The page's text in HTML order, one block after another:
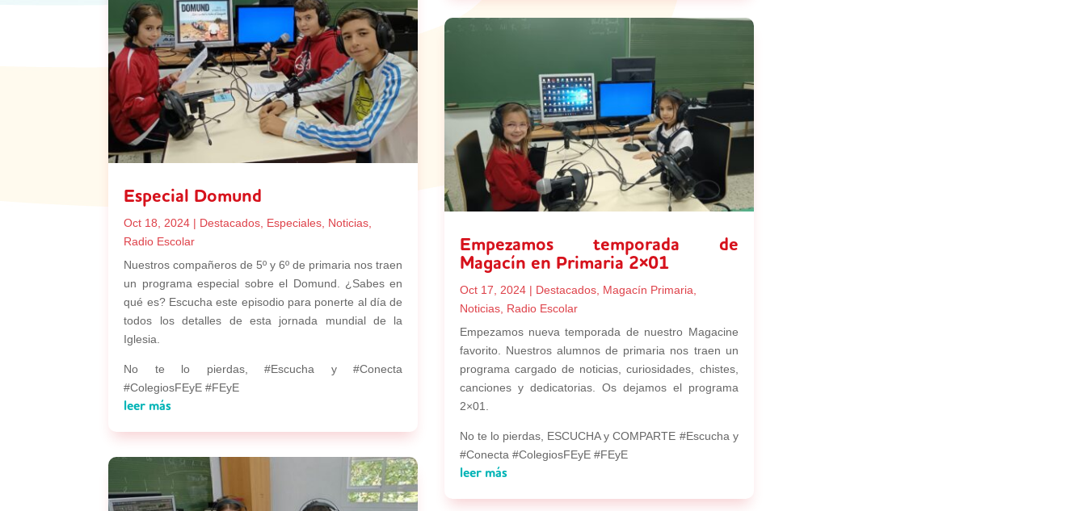
Especial Domund
Oct 18, 2024 | Destacados Especiales Noticias
Radio Escolar
Nuestros compañeros de 5º y 6º de primaria nos traen
un programa especial sobre el Domund. ¿Sabes en
qué es? Escucha este episodio para ponerte al día de
todos los detalles de esta jornada mundial de la
Iglesia.
No te lo pierdas, #Escucha y #Conecta
#ColegiosFEyE #FEyE
leer más
Empezamos temporada de
Magacín en Primaria 2×01
Oct 17, 2024| Destacados, Magacín Primaria
Noticias, Radio Escolar
Empezamos nueva temporada de nuestro Magacine
favorito. Nuestros alumnos de primaria nos traen un
programa cargado de noticias, curiosidades, chistes,
canciones y dedicatorias. Os dejamos el programa
2×01.
No te lo pierdas, ESCUCHA y COMPARTE #Escucha y
#Conecta #ColegiosFEyE #FEyE
leer más